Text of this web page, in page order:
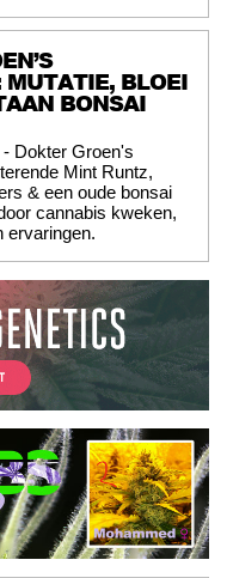
BLOEI
BONSAI
- Dokter Groen's
Mint Runtz,
& een oude bonsai
cannabis kweken,
ervaringen.